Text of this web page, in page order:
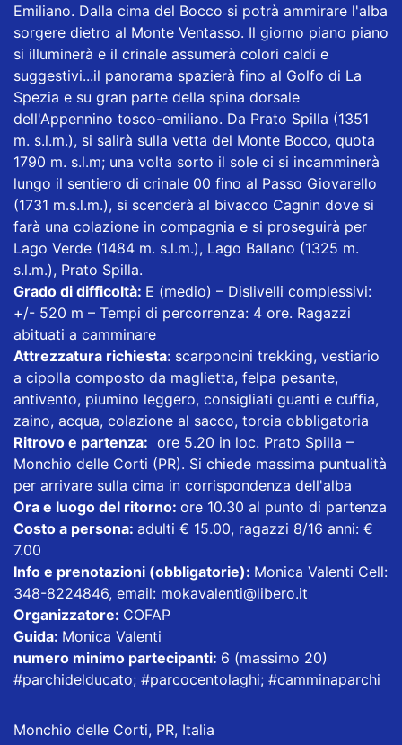
Emiliano. Dalla cima del Bocco si potrà ammirare l'alba
sorgere dietro al Monte Ventasso. Il giorno piano piano
si illuminerà e il crinale assumerà colori caldi e
suggestivi...il panorama spazierà fino al Golfo di La
Spezia e su gran parte della spina dorsale
dell'Appennino tosco-emiliano. Da Prato Spilla (1351
m. s.l.m.), si salirà sulla vetta del Monte Bocco, quota
1790 m. s.l.m; una volta sorto il sole ci si incamminerà
lungo il sentiero di crinale 00 fino al Passo Giovarello
(1731 m.s.l.m.), si scenderà al bivacco Cagnin dove si
farà una colazione in compagnia e si proseguirà per
Lago Verde (1484 m. s.l.m.), Lago Ballano (1325 m.
s.l.m.), Prato Spilla.
Grado di difficoltà: E (medio) – Dislivelli complessivi:
+/- 520 m – Tempi di percorrenza: 4 ore. Ragazzi
abituati a camminare
Attrezzatura richiesta: scarponcini trekking, vestiario
a cipolla composto da maglietta, felpa pesante,
antivento, piumino leggero, consigliati guanti e cuffia,
zaino, acqua, colazione al sacco, torcia obbligatoria
Ritrovo e partenza: ore 5.20 in loc. Prato Spilla –
Monchio delle Corti (PR). Si chiede massima puntualità
per arrivare sulla cima in corrispondenza dell'alba
Ora e luogo del ritorno: ore 10.30 al punto di partenza
Costo a persona: adulti € 15.00, ragazzi 8/16 anni: €
7.00
Info e prenotazioni (obbligatorie): Monica Valenti Cell:
348-8224846, email: mokavalenti@libero.it
Organizzatore: COFAP
Guida: Monica Valenti
numero minimo partecipanti: 6 (massimo 20)
#parchidelducato; #parcocentolaghi; #camminaparchi
Monchio delle Corti, PR, Italia